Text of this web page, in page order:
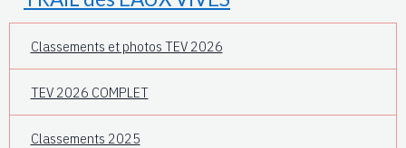
Classements et photos TEV 2026
TEV 2026 COMPLET
Classements 2025